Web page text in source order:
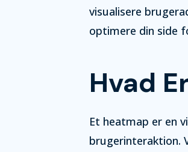
visualisere
optimere din side
Hvad
Et heatmap er en
brugerinteraktion.